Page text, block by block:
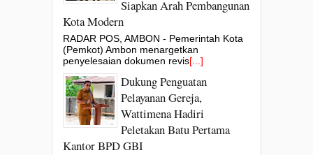
Siapkan Arah Pembangunan
Kota Modern
RADAR POS, AMBON - Pemerintah Kota
(Pemkot) Ambon menargetkan
penyelesaian dokumen revis[...]
Dukung Penguatan
Pelayanan Gereja,
Wattimena Hadiri
Peletakan Batu Pertama
Kantor BPD GBI